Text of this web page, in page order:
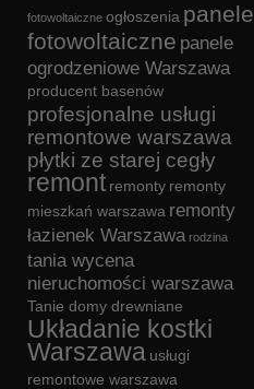
fotowoltaiczne ogłoszenia panele
fotowoltaiczne panele
ogrodzeniowe Warszawa
producent basenów
profesjonalne usługi
remontowe warszawa
płytki ze starej cegły
remont remonty remonty
mieszkań warszawa remonty
łazienek Warszawa rodzina
tania wycena
nieruchomości warszawa
Tanie domy drewniane
Układanie kostki
Warszawa usługi
remontowe warszawa